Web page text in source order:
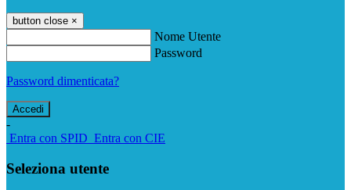
button close ×
Nome Utente
Password
Password dimenticata?
-
Entra con SPID Entra con CIE
Seleziona utente